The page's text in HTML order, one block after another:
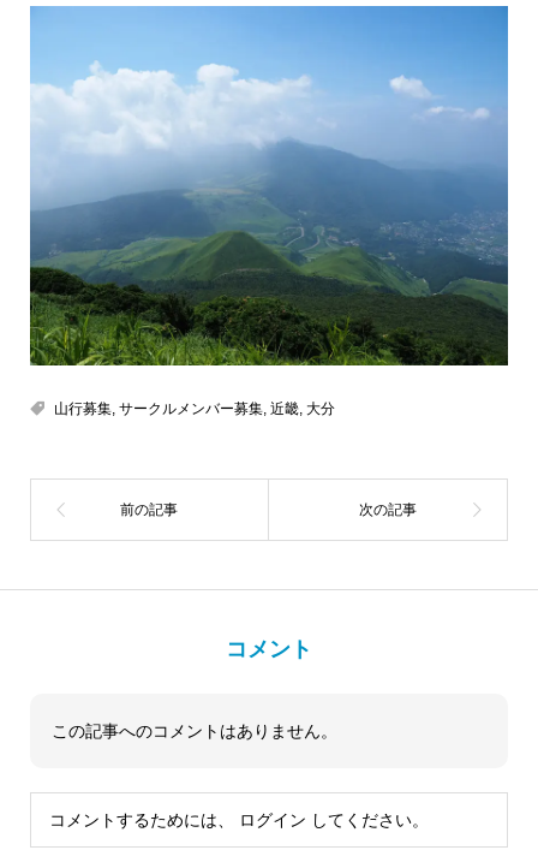
山行募集, サークルメンバー募集, 近畿, 大分
コメント
この記事へのコメントはありません。
コメントするためには、 ログイン してください。